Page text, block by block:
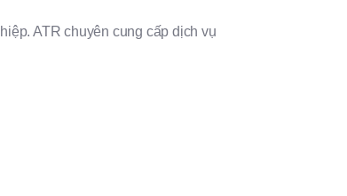
ATR chuyên cung cấp dịch vụ